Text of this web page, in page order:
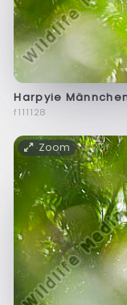
Harpyie
f111128
Zoom